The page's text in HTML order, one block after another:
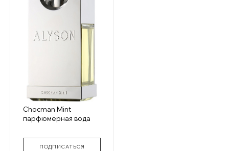
Chocman Mint
парфюмерная вода
ПОДПИСАТЬСЯ